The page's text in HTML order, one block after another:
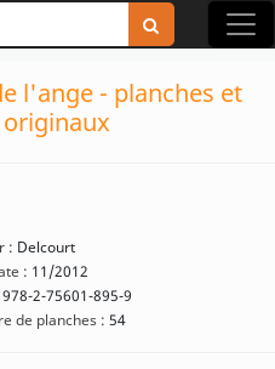
l'ange - planches et
: Delcourt
: 11/2012
978-2-75601-895-9
de planches : 54